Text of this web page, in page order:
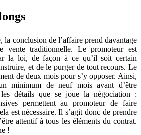
la conclusion de l’affaire prend davantage
vente traditionnelle. Le promoteur est
la loi, de façon à ce qu’il soit certain
et de le purger de tout recours. Le
de deux mois pour s’y opposer. Ainsi,
minimum de neuf mois avant d’être
les détails que se joue la négociation :
permettent au promoteur de faire
est nécessaire. Il s’agit donc de prendre
attentif à tous les éléments du contrat.
!